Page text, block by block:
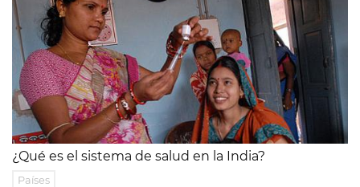
¿Qué es el sistema de salud en la India?
Países